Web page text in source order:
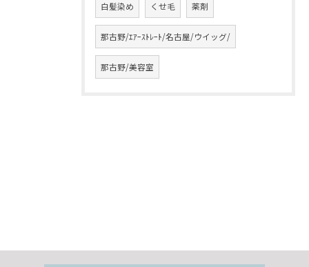
白髪染め くせ毛 薬剤
那古野/ｴｱｰｽﾄﾚｰﾄ/名古屋/ウイッグ/
那古野/美容室